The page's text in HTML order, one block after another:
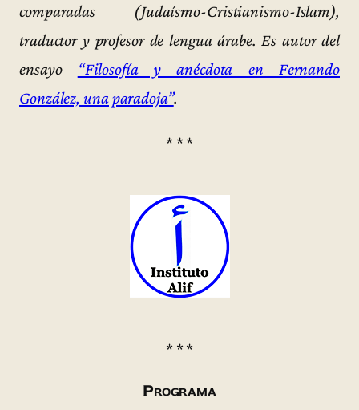
comparadas (Judaísmo-Cristianismo-Islam),
traductor y profesor de lengua árabe. Es autor del
ensayo “Filosofía y anécdota en Fernando
González, una paradoja”.
* * *
* * *
Programa